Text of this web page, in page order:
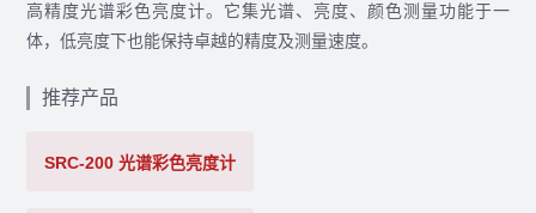
高精度光谱彩色亮度计。它集光谱、亮度、颜色测量功能于一
体，低亮度下也能保持卓越的精度及测量速度。
推荐产品
SRC-200 光谱彩色亮度计